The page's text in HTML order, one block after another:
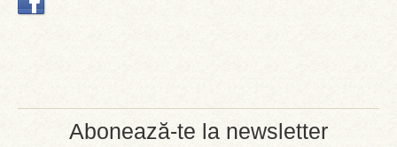
Abonează-te la newsletter